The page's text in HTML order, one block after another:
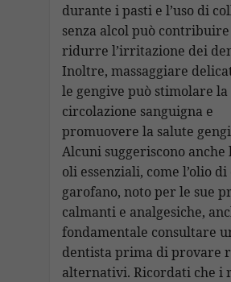
durante i pasti e l’uso di
senza alcol può contribuire
ridurre l’irritazione dei
Inoltre, massaggiare
le gengive può stimolare la
circolazione sanguigna e
promuovere la salute
Alcuni suggeriscono anche
oli essenziali, come l’olio
garofano, noto per le sue
calmanti e analgesiche,
fondamentale consultare
dentista prima di provare
alternativi. Ricordati che i